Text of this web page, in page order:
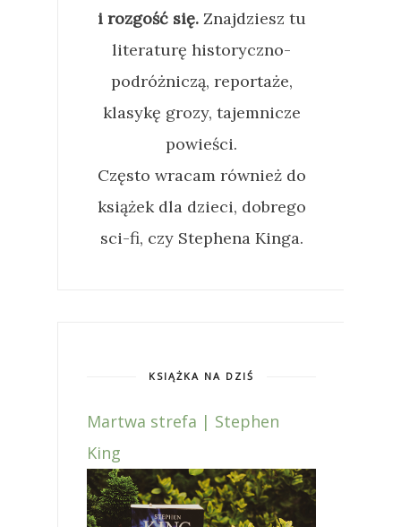
i rozgość się. Znajdziesz tu
literaturę historyczno-
podróżniczą, reportaże,
klasykę grozy, tajemnicze
powieści.
Często wracam również do
książek dla dzieci, dobrego
sci-fi, czy Stephena Kinga.
KSIĄŻKA NA DZIŚ
Martwa strefa | Stephen
King